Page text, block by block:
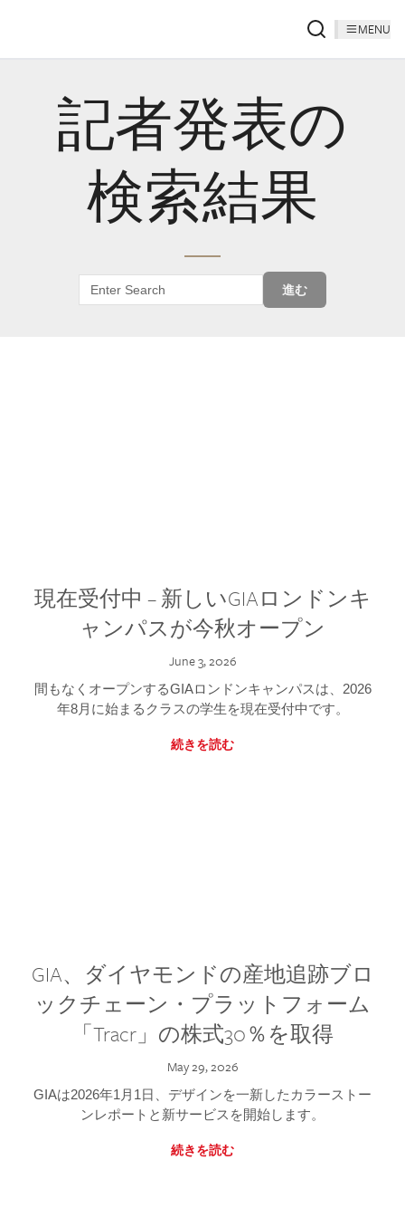
MENU
記者発表の
検索結果
進む
現在受付中 – 新しいGIAロンドンキ
ャンパスが今秋オープン
June 3, 2026
間もなくオープンするGIAロンドンキャンパスは、2026
年8月に始まるクラスの学生を現在受付中です。
続きを読む
GIA、ダイヤモンドの産地追跡ブロ
ックチェーン・プラットフォーム
「Tracr」の株式30％を取得
May 29, 2026
GIAは2026年1月1日、デザインを一新したカラーストー
ンレポートと新サービスを開始します。
続きを読む